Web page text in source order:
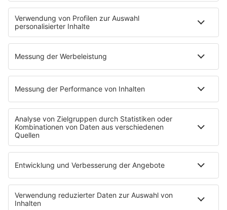
HOME
INFOS
Kontakt
Newsletter
Jobs & Praktika
Pressekontakt
Pressemeldungen
WERBUNG
Mediadaten und Preisliste
Ansprechpartner
RECHTLICHES
Impressum
Datenschutz